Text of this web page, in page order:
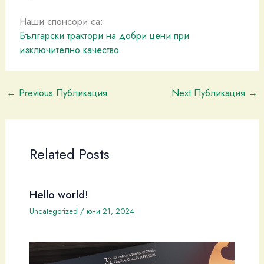
Наши спонсори са:
Български трактори на добри цени при
изключително качество
← Previous Публикация Next Публикация →
Related Posts
Hello world!
Uncategorized / юни 21, 2024